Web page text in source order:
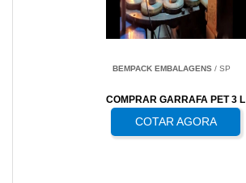
BEMPACK EMBALAGENS/ SP
COMPRAR GARRAFA PET 3 L
COTAR AGORA